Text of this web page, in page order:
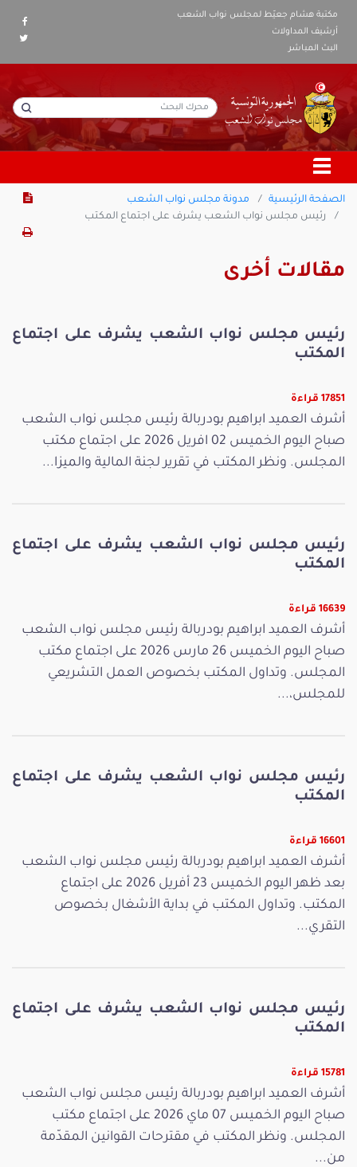
مكتبة هشام جعيّط لمجلس نواب الشعب
أرشيف المداولات
البث المباشر
الصفحة الرئيسية
مدونة مجلس نواب الشعب
رئيس مجلس نواب الشعب يشرف على اجتماع المكتب
مقالات أخرى
رئيس مجلس نواب الشعب يشرف على اجتماع
المكتب
17851 قراءة
أشرف العميد ابراهيم بودربالة رئيس مجلس نواب الشعب
صباح اليوم الخميس 02 افريل 2026 على اجتماع مكتب
المجلس. ونظر المكتب في تقرير لجنة المالية والميزا...
رئيس مجلس نواب الشعب يشرف على اجتماع
المكتب
16639 قراءة
أشرف العميد ابراهيم بودربالة رئيس مجلس نواب الشعب
صباح اليوم الخميس 26 مارس 2026 على اجتماع مكتب
المجلس. وتداول المكتب بخصوص العمل التشريعي
للمجلس،...
رئيس مجلس نواب الشعب يشرف على اجتماع
المكتب
16601 قراءة
أشرف العميد ابراهيم بودربالة رئيس مجلس نواب الشعب
بعد ظهر اليوم الخميس 23 أفريل 2026 على اجتماع
المكتب. وتداول المكتب في بداية الأشغال بخصوص
التقري...
رئيس مجلس نواب الشعب يشرف على اجتماع
المكتب
15781 قراءة
أشرف العميد ابراهيم بودربالة رئيس مجلس نواب الشعب
صباح اليوم الخميس 07 ماي 2026 على اجتماع مكتب
المجلس. ونظر المكتب في مقترحات القوانين المقدّمة
من...